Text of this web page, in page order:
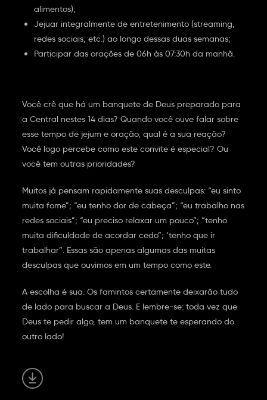
alimentos);
Jejuar integralmente de entretenimento (streaming,
redes sociais, etc.) ao longo dessas duas semanas;
Participar das orações de 06h às 07:30h da manhã.
Você crê que há um banquete de Deus preparado para
a Central nestes 14 dias? Quando você ouve falar sobre
esse tempo de jejum e oração, qual é a sua reação?
Você logo percebe como este convite é especial? Ou
você tem outras prioridades?
Muitos já pensam rapidamente suas desculpas: “eu sinto
muita fome”; “eu tenho dor de cabeça”; “eu trabalho nas
redes sociais”; “eu preciso relaxar um pouco”; “tenho
muita dificuldade de acordar cedo”; ‘tenho que ir
trabalhar”. Essas são apenas algumas das muitas
desculpas que ouvimos em um tempo como este.
A escolha é sua. Os famintos certamente deixarão tudo
de lado para buscar a Deus. E lembre-se: toda vez que
Deus te pedir algo, tem um banquete te esperando do
outro lado!